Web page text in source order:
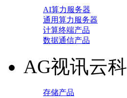
AI算力服务器
通用算力服务器
计算终端产品
数据通信产品
AG视讯云科
存储产品